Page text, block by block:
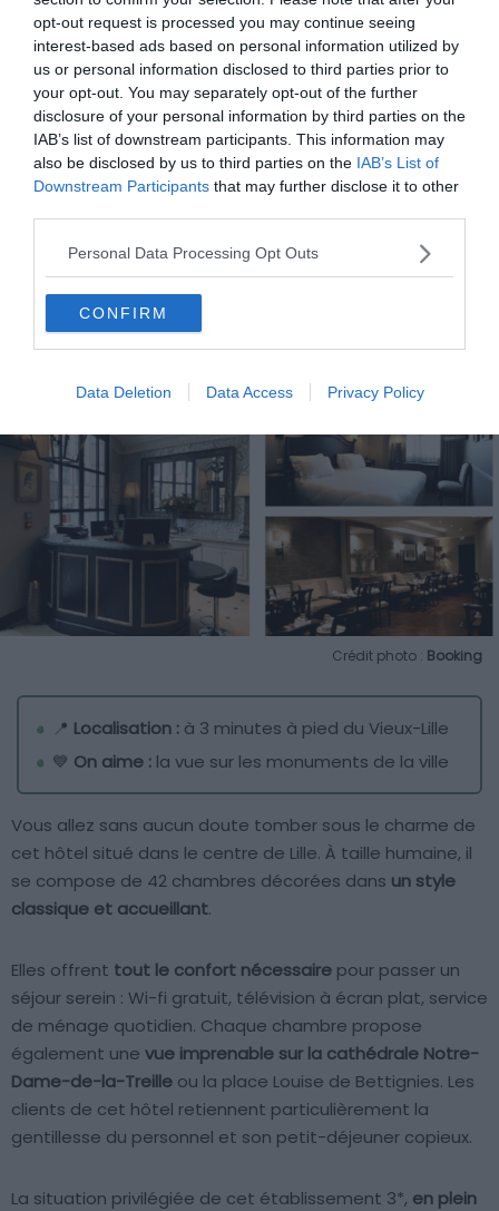
opt-out request is processed you may continue seeing
interest-based ads based on personal information utilized by
us or personal information disclosed to third parties prior to
your opt-out. You may separately opt-out of the further
disclosure of your personal information by third parties on the
IAB’s list of downstream participants. This information may
also be disclosed by us to third parties on the IAB’s List of
Downstream Participants that may further disclose it to other
Personal Data Processing Opt Outs
CONFIRM
Data Deletion Data Access Privacy Policy
profiter duhammam.
Venez faire un voyage dans le temps
Hôtel de la Treille
Une adresse cosy dans le quartier piéton
Crédit photo : Booking
📍 Localisation : à 3 minutes à pied du Vieux-Lille
💙 On aime : la vue sur les monuments de la ville
Vous allez sans aucun doute tomber sous le charme de
cet hôtel situé dans le centre de Lille. À taille humaine, il
se compose de 42 chambres décorées dans un style
classique et accueillant.
Elles offrent tout le confort nécessaire pour passer un
séjour serein : Wi-fi gratuit, télévision à écran plat, service
de ménage quotidien. Chaque chambre propose
également une vue imprenable sur la cathédrale Notre-
Dame-de-la-Treille ou la place Louise de Bettignies. Les
clients de cet hôtel retiennent particulièrement la
gentillesse du personnel et son petit-déjeuner copieux.
La situation privilégiée de cet établissement 3*, en plein